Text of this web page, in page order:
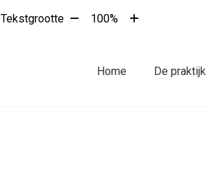
Tekstgrootte Tekst100%
Tekst
Home
De praktijk